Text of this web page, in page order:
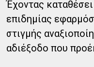
Έχοντας
επιδημίας
στιγμής
αδιέξοδο που